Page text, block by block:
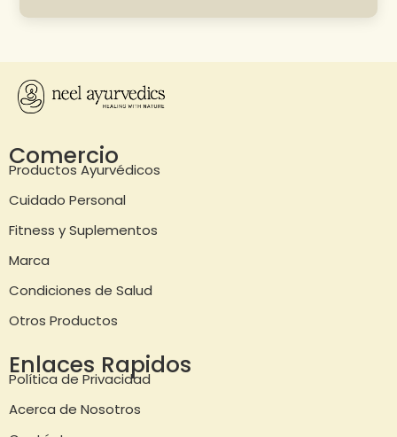
Comercio
Productos Ayurvédicos
Cuidado Personal
Fitness y Suplementos
Marca
Condiciones de Salud
Otros Productos
Enlaces Rapidos
Política de Privacidad
Acerca de Nosotros